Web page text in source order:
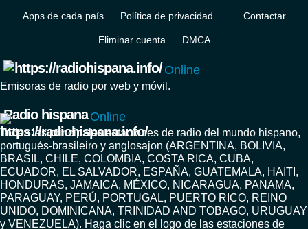
Apps de cada país Política de privacidad Contactar
Eliminar cuenta DMCA
Online
Emisoras de radio por web y móvil.
Radio hispana Online
Todas las principales estaciones de radio del mundo hispano,
portugués-brasileiro y anglosajon (ARGENTINA, BOLIVIA,
BRASIL, CHILE, COLOMBIA, COSTA RICA, CUBA,
ECUADOR, EL SALVADOR, ESPAÑA, GUATEMALA, HAITI,
HONDURAS, JAMAICA, MÉXICO, NICARAGUA, PANAMA,
PARAGUAY, PERÚ, PORTUGAL, PUERTO RICO, REINO
UNIDO, DOMINICANA, TRINIDAD AND TOBAGO, URUGUAY
y VENEZUELA). Haga clic en el logo de las estaciones de